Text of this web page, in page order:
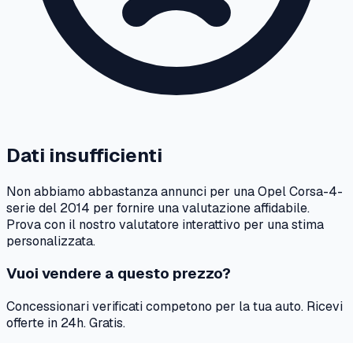
Dati insufficienti
Non abbiamo abbastanza annunci per unaOpelCorsa-4-
seriedel 2014 per fornire una valutazione affidabile.
Prova con il nostro valutatore interattivo per una stima
personalizzata.
Vuoi vendere a questo prezzo?
Concessionari verificati competono per la tua auto. Ricevi
offerte in 24h. Gratis.